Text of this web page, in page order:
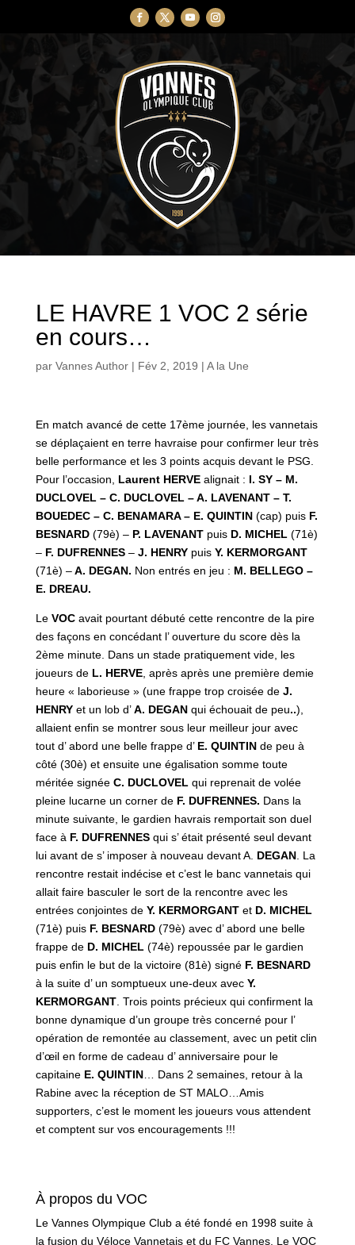
LE HAVRE 1 VOC 2 série
en cours…
par Vannes Author| Fév 2, 2019 | A la Une
En match avancé de cette 17ème journée, les vannetais
se déplaçaient en terre havraise pour confirmer leur très
belle performance et les 3 points acquis devant le PSG.
Pour l’occasion, Laurent HERVEalignait : I. SY – M.
DUCLOVEL – C. DUCLOVEL – A. LAVENANT – T.
BOUEDEC – C. BENAMARA – E. QUINTIN(cap) puis F.
BESNARD(79è) – P. LAVENANTpuis D. MICHEL(71è)
–F. DUFRENNES– J. HENRYpuis Y. KERMORGANT
(71è) –A. DEGAN. Non entrés en jeu : M. BELLEGO –
E. DREAU.
Le VOCavait pourtant débuté cette rencontre de la pire
des façons en concédant l’ ouverture du score dès la
2ème minute. Dans un stade pratiquement vide, les
joueurs de L. HERVE, après après une première demie
heure « laborieuse » (une frappe trop croisée deJ.
HENRYet un lob d’A. DEGAN qui échouait de peu..),
allaient enfin se montrer sous leur meilleur jour avec
tout d’ abord une belle frappe d’ E. QUINTINde peu à
côté (30è) et ensuite une égalisation somme toute
méritée signée C. DUCLOVELqui reprenait de volée
pleine lucarne un corner de F. DUFRENNES. Dans la
minute suivante, le gardien havrais remportait son duel
face àF. DUFRENNES qui s’ était présenté seul devant
lui avant de s’ imposer à nouveau devant A. DEGAN. La
rencontre restait indécise et c’est le banc vannetais qui
allait faire basculer le sort de la rencontre avec les
entrées conjointes de Y. KERMORGANTet D. MICHEL
(71è) puis F. BESNARD(79è) avec d’ abord une belle
frappe de D. MICHEL(74è) repoussée par le gardien
puis enfin le but de la victoire (81è) signé F. BESNARD
à la suite d’ un somptueux une-deux avec Y.
KERMORGANT. Trois points précieux qui confirment la
bonne dynamique d’un groupe très concerné pour l’
opération de remontée au classement, avec un petit clin
d’œil en forme de cadeau d’ anniversaire pour le
capitaineE. QUINTIN… Dans 2 semaines, retour à la
Rabine avec la réception de ST MALO…Amis
supporters, c’est le moment les joueurs vous attendent
et comptent sur vos encouragements !!!
À propos du VOC
Le Vannes Olympique Club a été fondé en 1998 suite à
la fusion du Véloce Vannetais et du FC Vannes. Le VOC